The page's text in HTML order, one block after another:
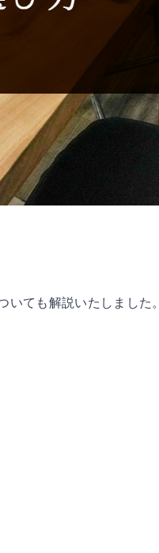
ても解説いたしました。